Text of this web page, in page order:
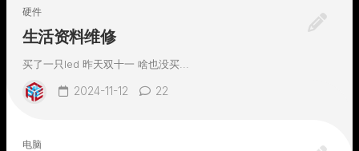
硬件
生活资料维修
买了一只led 昨天双十一 啥也没买...
2024-11-12 22
电脑